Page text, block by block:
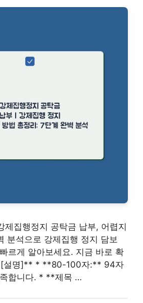
집행정지 공탁금 납부, 어렵지
분석으로 강제집행 정지 담보
르게 알아보세요. 지금 바로 확
설명]** * **80-100자:** 94자
합니다. * **제목 …